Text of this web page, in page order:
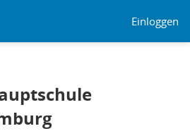
Einloggen